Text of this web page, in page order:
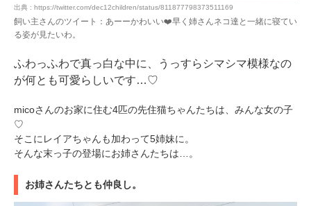
出典 : https://twitter.com/dec12children/status/811877798373511169
飼い主さんのツイート：あーーかわいい❤️早く姉さんネコ達と一緒に寝てい
る姿が見たいわ。
ふわっふわで真っ白な中に、うっすらシマシマ模様なの
が何とも可愛らしいです…♡
micoさんのお家に住む4匹の先住猫ちゃんたちは、みんな女の子
♡
そこにレイアちゃんも加わって5姉妹に。
そんな末っ子の登場にお姉さんたちは…。
お姉さんたちとも仲良し。